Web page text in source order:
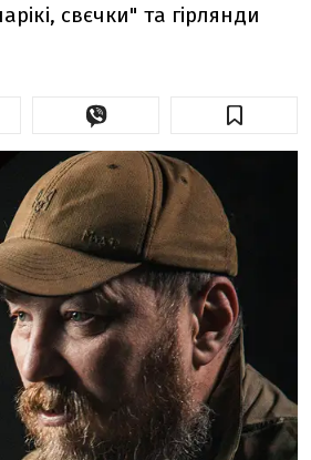
свєчки" та гірлянди